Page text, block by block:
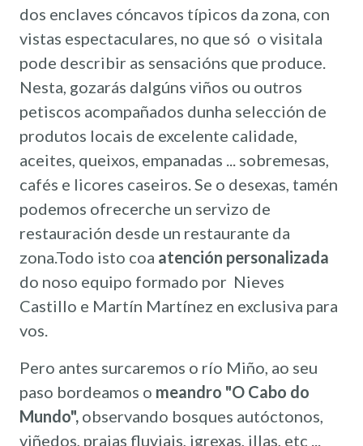
dos enclaves cóncavos típicos da zona, con
vistas espectaculares, no que só o visitala
pode describir as sensacións que produce.
Nesta, gozarás dalgúns viños ou outros
petiscos acompañados dunha selección de
produtos locais de excelente calidade,
aceites, queixos, empanadas ... sobremesas,
cafés e licores caseiros. Se o desexas, tamén
podemos ofrecerche un servizo de
restauración desde un restaurante da
zona.Todo isto coa atención personalizada
do noso equipo formado por Nieves
Castillo e Martín Martínez en exclusiva para
vos.
Pero antes surcaremos o río Miño, ao seu
paso bordeamos o meandro "O Cabo do
Mundo", observando bosques autóctonos,
viñedos, praias fluviais, igrexas, illas, etc ...